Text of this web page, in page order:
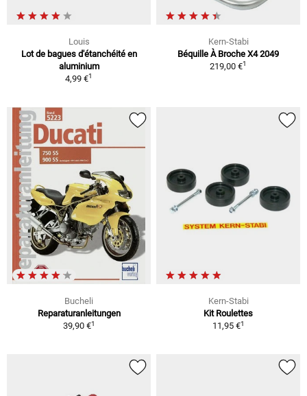
Louis
Lot de bagues d'étanchéité en
aluminium
4,99 €1
Kern-Stabi
Béquille À Broche X4 2049
219,00 €1
Bucheli
Reparaturanleitungen
39,90 €1
Kern-Stabi
Kit Roulettes
11,95 €1